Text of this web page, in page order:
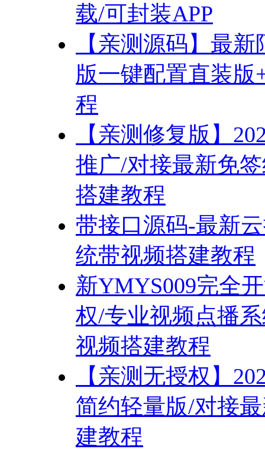
载/可封装APP
【亲测源码】最
版一键配置直装版
程
【亲测修复版】
推广/对接最新免
搭建教程
带接口源码-最新
统带视频搭建教程
新YMYS009完全
权/专业视频点播
视频搭建教程
【亲测无授权】
简约轻量版/对接
建教程